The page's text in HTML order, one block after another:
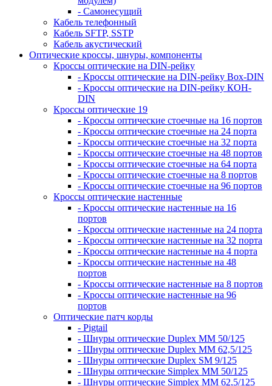
- Самонесущий
Кабель телефонный
Кабель SFTP, SSTP
Кабель акустический
Оптические кроссы, шнуры, компоненты
Кроссы оптические на DIN-рейку
- Кроссы оптические на DIN-рейку Box-DIN
- Кроссы оптические на DIN-рейку КОН-
DIN
Кроссы оптические 19
- Кроссы оптические стоечные на 16 портов
- Кроссы оптические стоечные на 24 порта
- Кроссы оптические стоечные на 32 порта
- Кроссы оптические стоечные на 48 портов
- Кроссы оптические стоечные на 64 порта
- Кроссы оптические стоечные на 8 портов
- Кроссы оптические стоечные на 96 портов
Кроссы оптические настенные
- Кроссы оптические настенные на 16
портов
- Кроссы оптические настенные на 24 порта
- Кроссы оптические настенные на 32 порта
- Кроссы оптические настенные на 4 порта
- Кроссы оптические настенные на 48
портов
- Кроссы оптические настенные на 8 портов
- Кроссы оптические настенные на 96
портов
Оптические патч корды
- Pigtail
- Шнуры оптические Duplex MM 50/125
- Шнуры оптические Duplex MM 62,5/125
- Шнуры оптические Duplex SM 9/125
- Шнуры оптические Simplex MM 50/125
- Шнуры оптические Simplex MM 62,5/125